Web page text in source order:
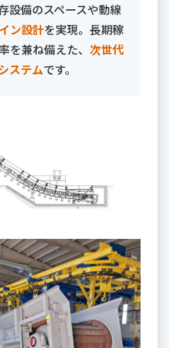
設備のスペースや動線
ン設計を実現。長期稼
を兼ね備えた、 次世代
ステムです。